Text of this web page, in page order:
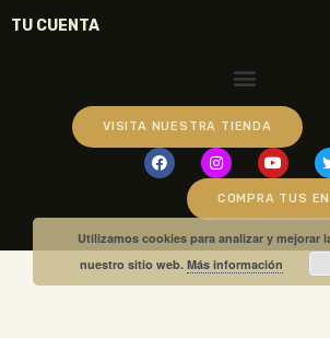
TU CUENTA
VISITA NUESTRA TIENDA
COMPRA TUS
Utilizamos cookies para analizar y mejorar
nuestro sitio web.Más información